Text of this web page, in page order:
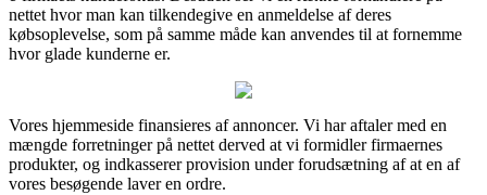
nettet hvor man kan tilkendegive en anmeldelse af deres
købsoplevelse, som på samme måde kan anvendes til at fornemme
hvor glade kunderne er.
Vores hjemmeside finansieres af annoncer. Vi har aftaler med en
mængde forretninger på nettet derved at vi formidler firmaernes
produkter, og indkasserer provision under forudsætning af at en af
vores besøgende laver en ordre.